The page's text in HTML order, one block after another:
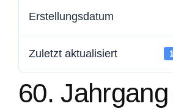
Mitglied werden
Kontakt
Spenden
Erstellungsdatum
Zuletzt aktualisiert
60.